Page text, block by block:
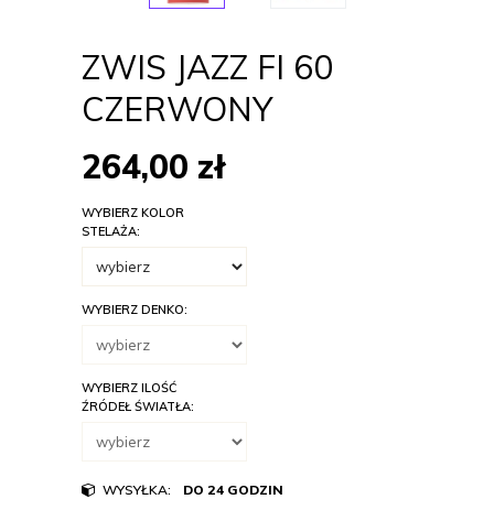
ZWIS JAZZ FI 60
CZERWONY
264,00 zł
WYBIERZ KOLOR
STELAŻA:
WYBIERZ DENKO:
WYBIERZ ILOŚĆ
ŹRÓDEŁ ŚWIATŁA:
WYSYŁKA: DO 24 GODZIN